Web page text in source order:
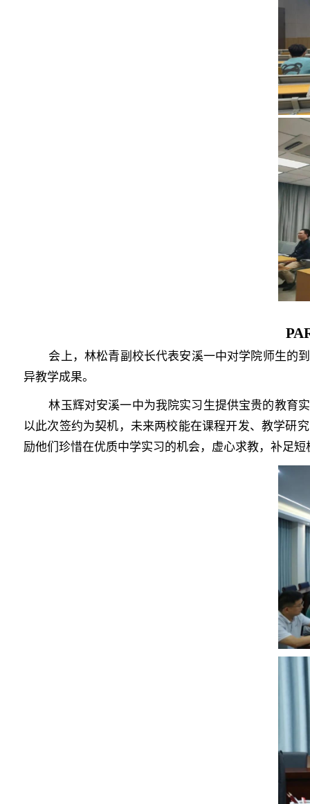
会上，林松青副校长代表安溪一中对学院师生的
异教学成果。
林玉辉对安溪一中为我院实习生提供宝贵的教育
以此次签约为契机，未来两校能在课程开发、教学研
励他们珍惜在优质中学实习的机会，虚心求教，补足